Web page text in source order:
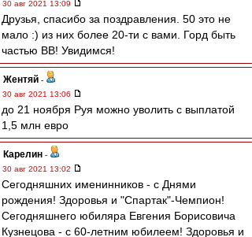
30 авг 2021 13:09
Друзья, спасибо за поздравления. 50 это не
мало :) из них более 20-ти с вами. Горд быть
частью ВВ! Увидимся!
Жентяй -
30 авг 2021 13:06
до 21 ноября Руя можно уволить с выплатой
1,5 млн евро
Карелин -
30 авг 2021 13:02
Сегодняшних именинников - с Днями
рождения! Здоровья и "Спартак"-Чемпион!
Сегодняшнего юбиляра Евгения Борисовича
Кузнецова - с 60-летним юбилеем! Здоровья и